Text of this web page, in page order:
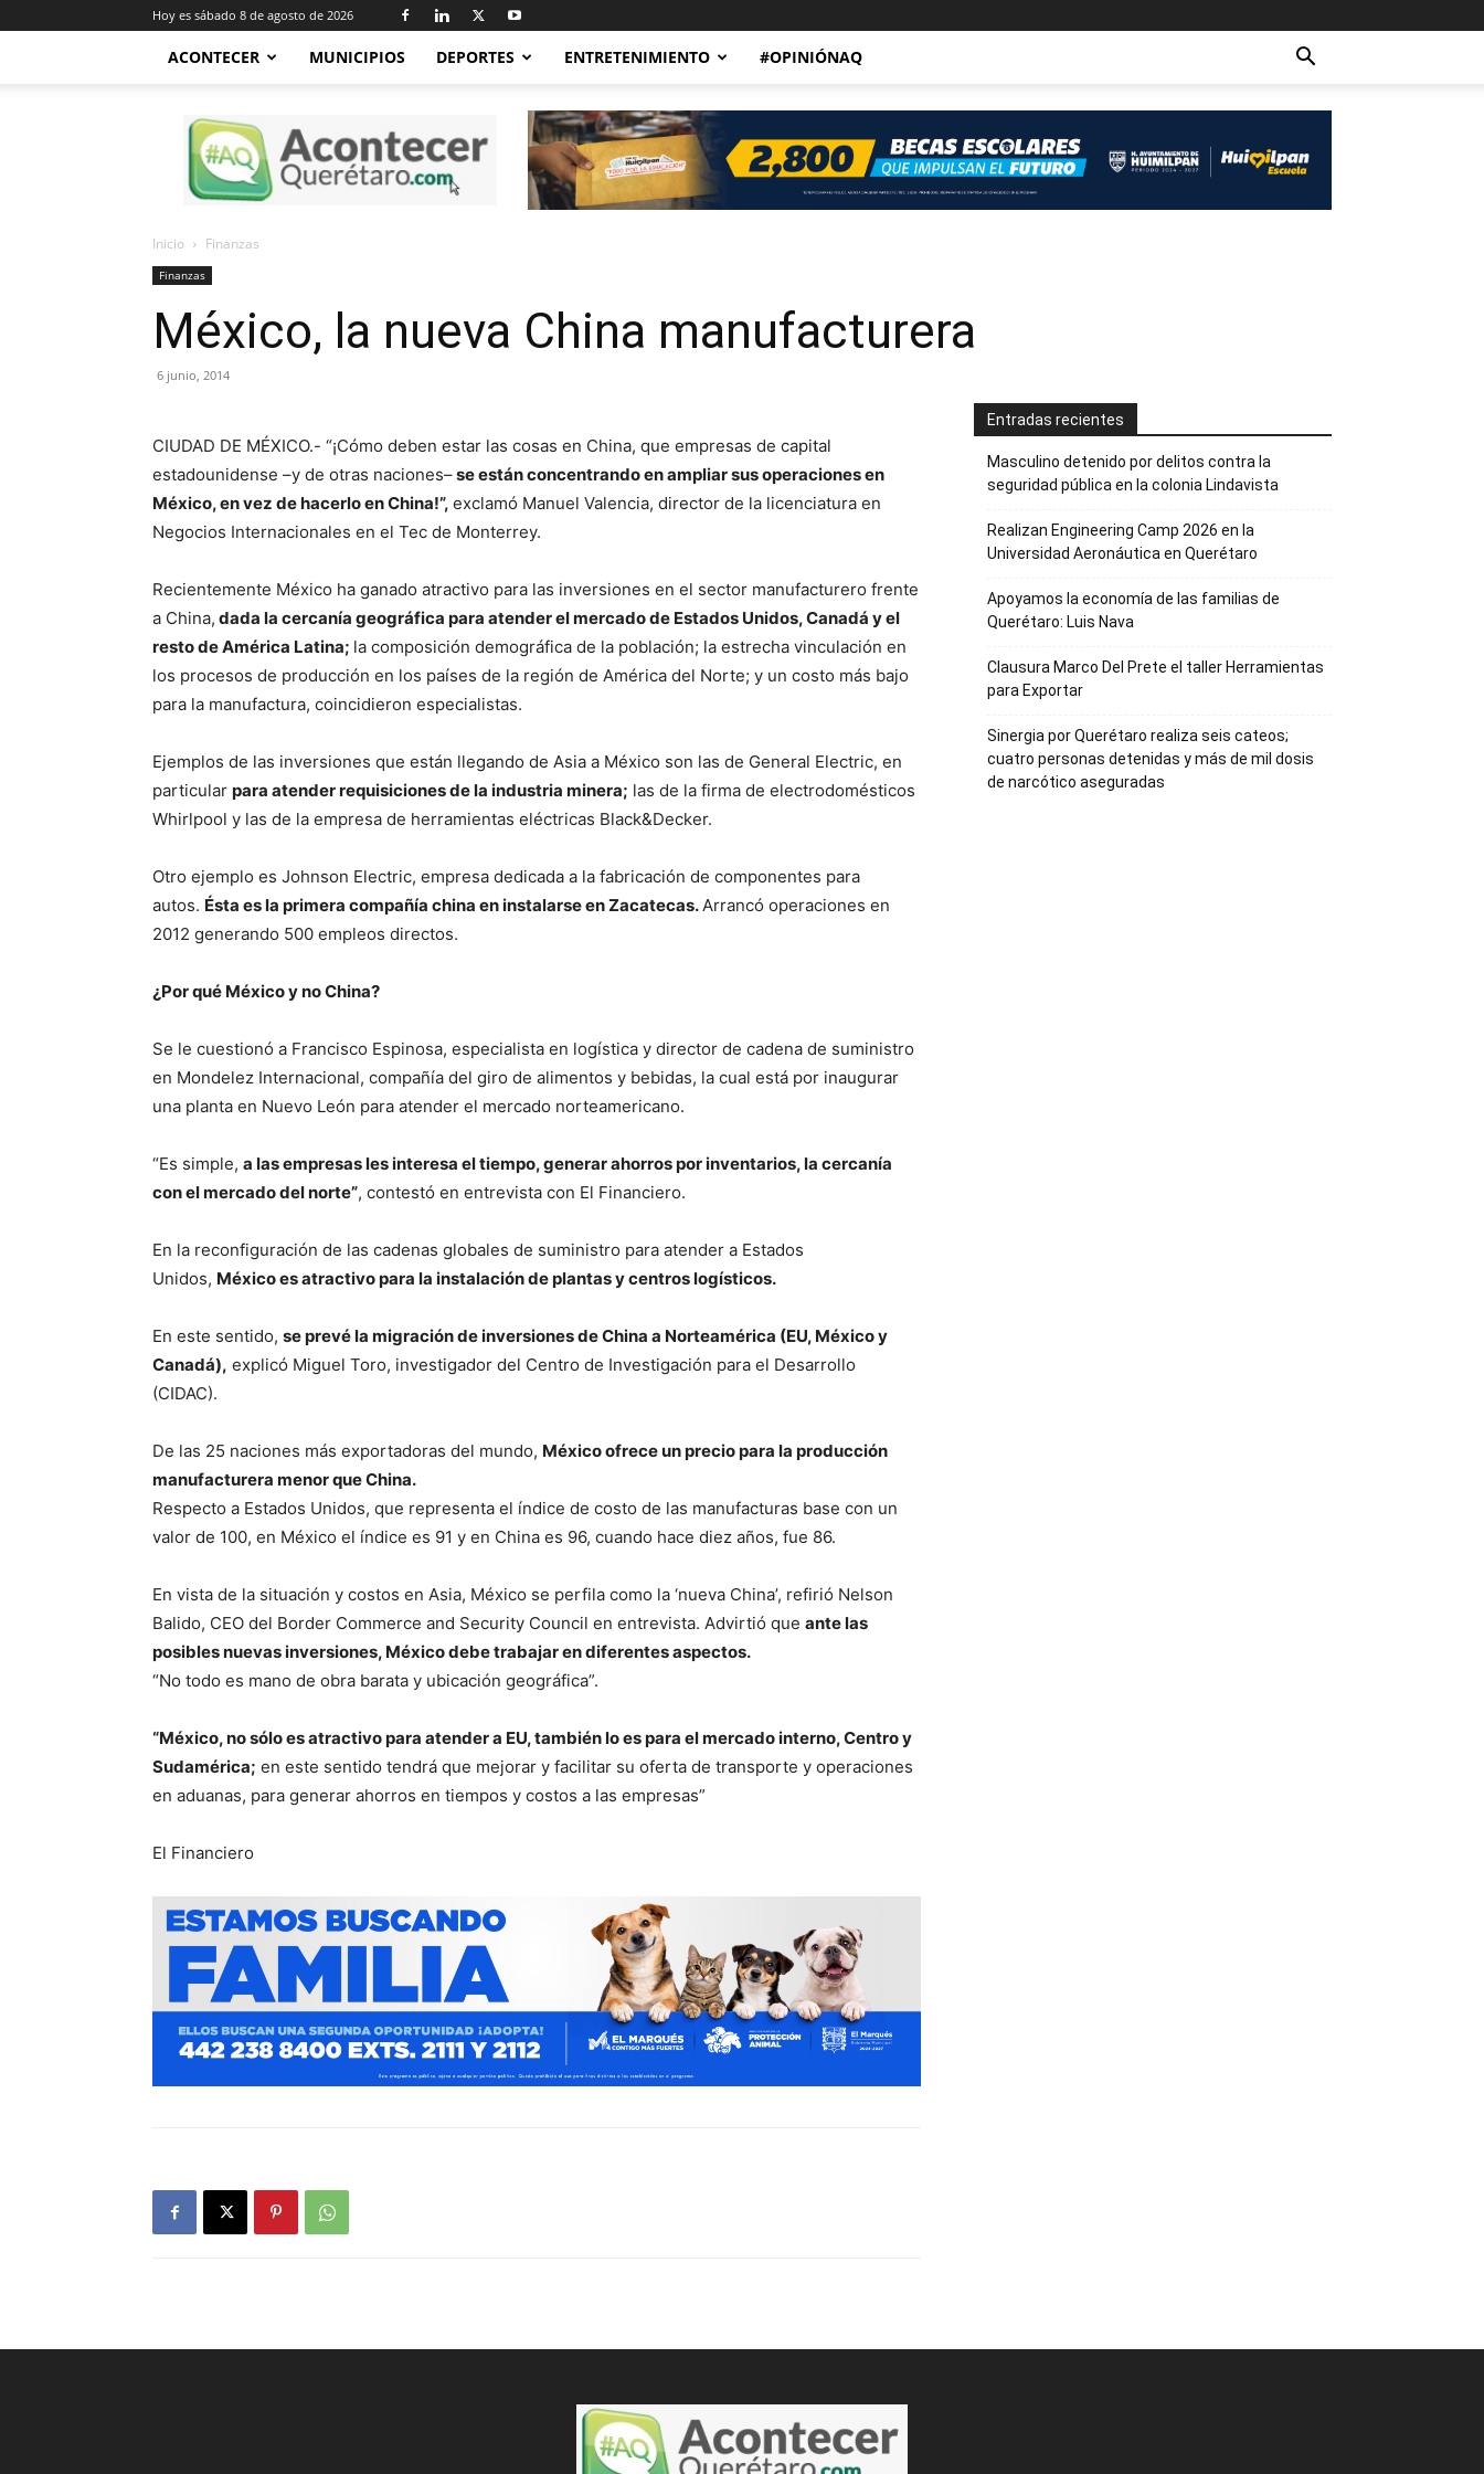
Hoy es sábado 8 de agosto de 2026
ACONTECER MUNICIPIOS DEPORTES ENTRETENIMIENTO #OPINIÓNAQ
Acontecer
Querétaro
Inicio Finanzas
Finanzas
México, la nueva China manufacturera
6 junio, 2014
CIUDAD DE MÉXICO.- “¡Cómo deben estar las cosas en China, que empresas de capital
estadounidense –y de otras naciones–se están concentrando en ampliar sus operaciones en
México, en vez de hacerlo en China!”, exclamó Manuel Valencia, director de la licenciatura en
Negocios Internacionales en el Tec de Monterrey.
Recientemente México ha ganado atractivo para las inversiones en el sector manufacturero frente
a China, dada la cercanía geográfica para atender el mercado de Estados Unidos, Canadá y el
resto de América Latina; la composición demográfica de la población; la estrecha vinculación en
los procesos de producción en los países de la región de América del Norte; y un costo más bajo
para la manufactura, coincidieron especialistas.
Ejemplos de las inversiones que están llegando de Asia a México son las de General Electric, en
particular para atender requisiciones de la industria minera; las de la firma de electrodomésticos
Whirlpool y las de la empresa de herramientas eléctricas Black&Decker.
Otro ejemplo es Johnson Electric, empresa dedicada a la fabricación de componentes para
autos. Ésta es la primera compañía china en instalarse en Zacatecas.Arrancó operaciones en
2012 generando 500 empleos directos.
¿Por qué México y no China?
Se le cuestionó a Francisco Espinosa, especialista en logística y director de cadena de suministro
en Mondelez Internacional, compañía del giro de alimentos y bebidas, la cual está por inaugurar
una planta en Nuevo León para atender el mercado norteamericano.
“Es simple, a las empresas les interesa el tiempo, generar ahorros por inventarios, la cercanía
con el mercado del norte”, contestó en entrevista con El Financiero.
En la reconfiguración de las cadenas globales de suministro para atender a Estados
Unidos, México es atractivo para la instalación de plantas y centros logísticos.
En este sentido, se prevé la migración de inversiones de China a Norteamérica (EU, México y
Canadá), explicó Miguel Toro, investigador del Centro de Investigación para el Desarrollo
(CIDAC).
De las 25 naciones más exportadoras del mundo, México ofrece un precio para la producción
manufacturera menor que China.
Respecto a Estados Unidos, que representa el índice de costo de las manufacturas base con un
valor de 100, en México el índice es 91 y en China es 96, cuando hace diez años, fue 86.
En vista de la situación y costos en Asia, México se perfila como la ‘nueva China’, refirió Nelson
Balido, CEO del Border Commerce and Security Council en entrevista. Advirtió que ante las
posibles nuevas inversiones, México debe trabajar en diferentes aspectos.
“No todo es mano de obra barata y ubicación geográfica”.
“México, no sólo es atractivo para atender a EU, también lo es para el mercado interno, Centro y
Sudamérica; en este sentido tendrá que mejorar y facilitar su oferta de transporte y operaciones
en aduanas, para generar ahorros en tiempos y costos a las empresas”
El Financiero
Entradas recientes
Masculino detenido por delitos contra la
seguridad pública en la colonia Lindavista
Realizan Engineering Camp 2026 en la
Universidad Aeronáutica en Querétaro
Apoyamos la economía de las familias de
Querétaro: Luis Nava
Clausura Marco Del Prete el taller Herramientas
para Exportar
Sinergia por Querétaro realiza seis cateos;
cuatro personas detenidas y más de mil dosis
de narcótico aseguradas